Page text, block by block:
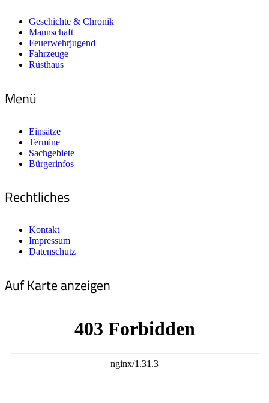
Geschichte & Chronik
Mannschaft
Feuerwehrjugend
Fahrzeuge
Rüsthaus
Menü
Einsätze
Termine
Sachgebiete
Bürgerinfos
Rechtliches
Kontakt
Impressum
Datenschutz
Auf Karte anzeigen